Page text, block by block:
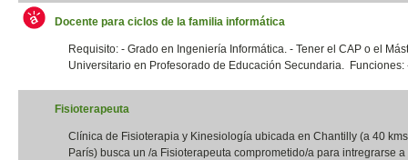
Docente para ciclos de la familia informática
Requisito: - Grado en Ingeniería Informática. - Tener el CAP o el
Universitario en Profesorado de Educación Secundaria. Funciones:
Fisioterapeuta
Clínica de Fisioterapia y Kinesiología ubicada en Chantilly (a 40
París) busca un /a Fisioterapeuta comprometido/a para intregrarse a